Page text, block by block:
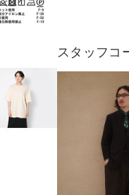
スタッフコ